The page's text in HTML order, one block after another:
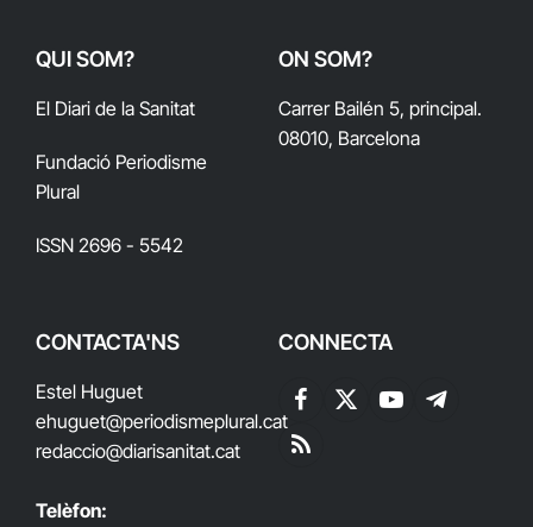
QUI SOM?
El Diari de la Sanitat
Fundació Periodisme
Plural
ISSN 2696 - 5542
ON SOM?
Carrer Bailén 5, principal.
08010, Barcelona
CONTACTA'NS
Estel Huguet
ehuguet@periodismeplural.cat
redaccio@diarisanitat.cat
Telèfon:
CONNECTA
Facebook
X
YouTubeTelegram
RSS